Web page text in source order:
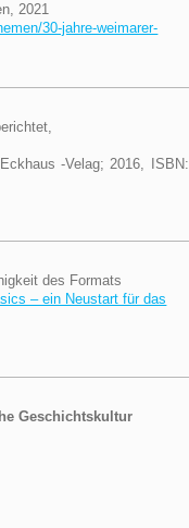
2021
30-jahre-weimarer-
-Velag; 2016, ISBN:
des Formats
– ein Neustart für das
Geschichtskultur